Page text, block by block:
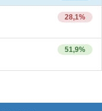
28,1%
51,9%